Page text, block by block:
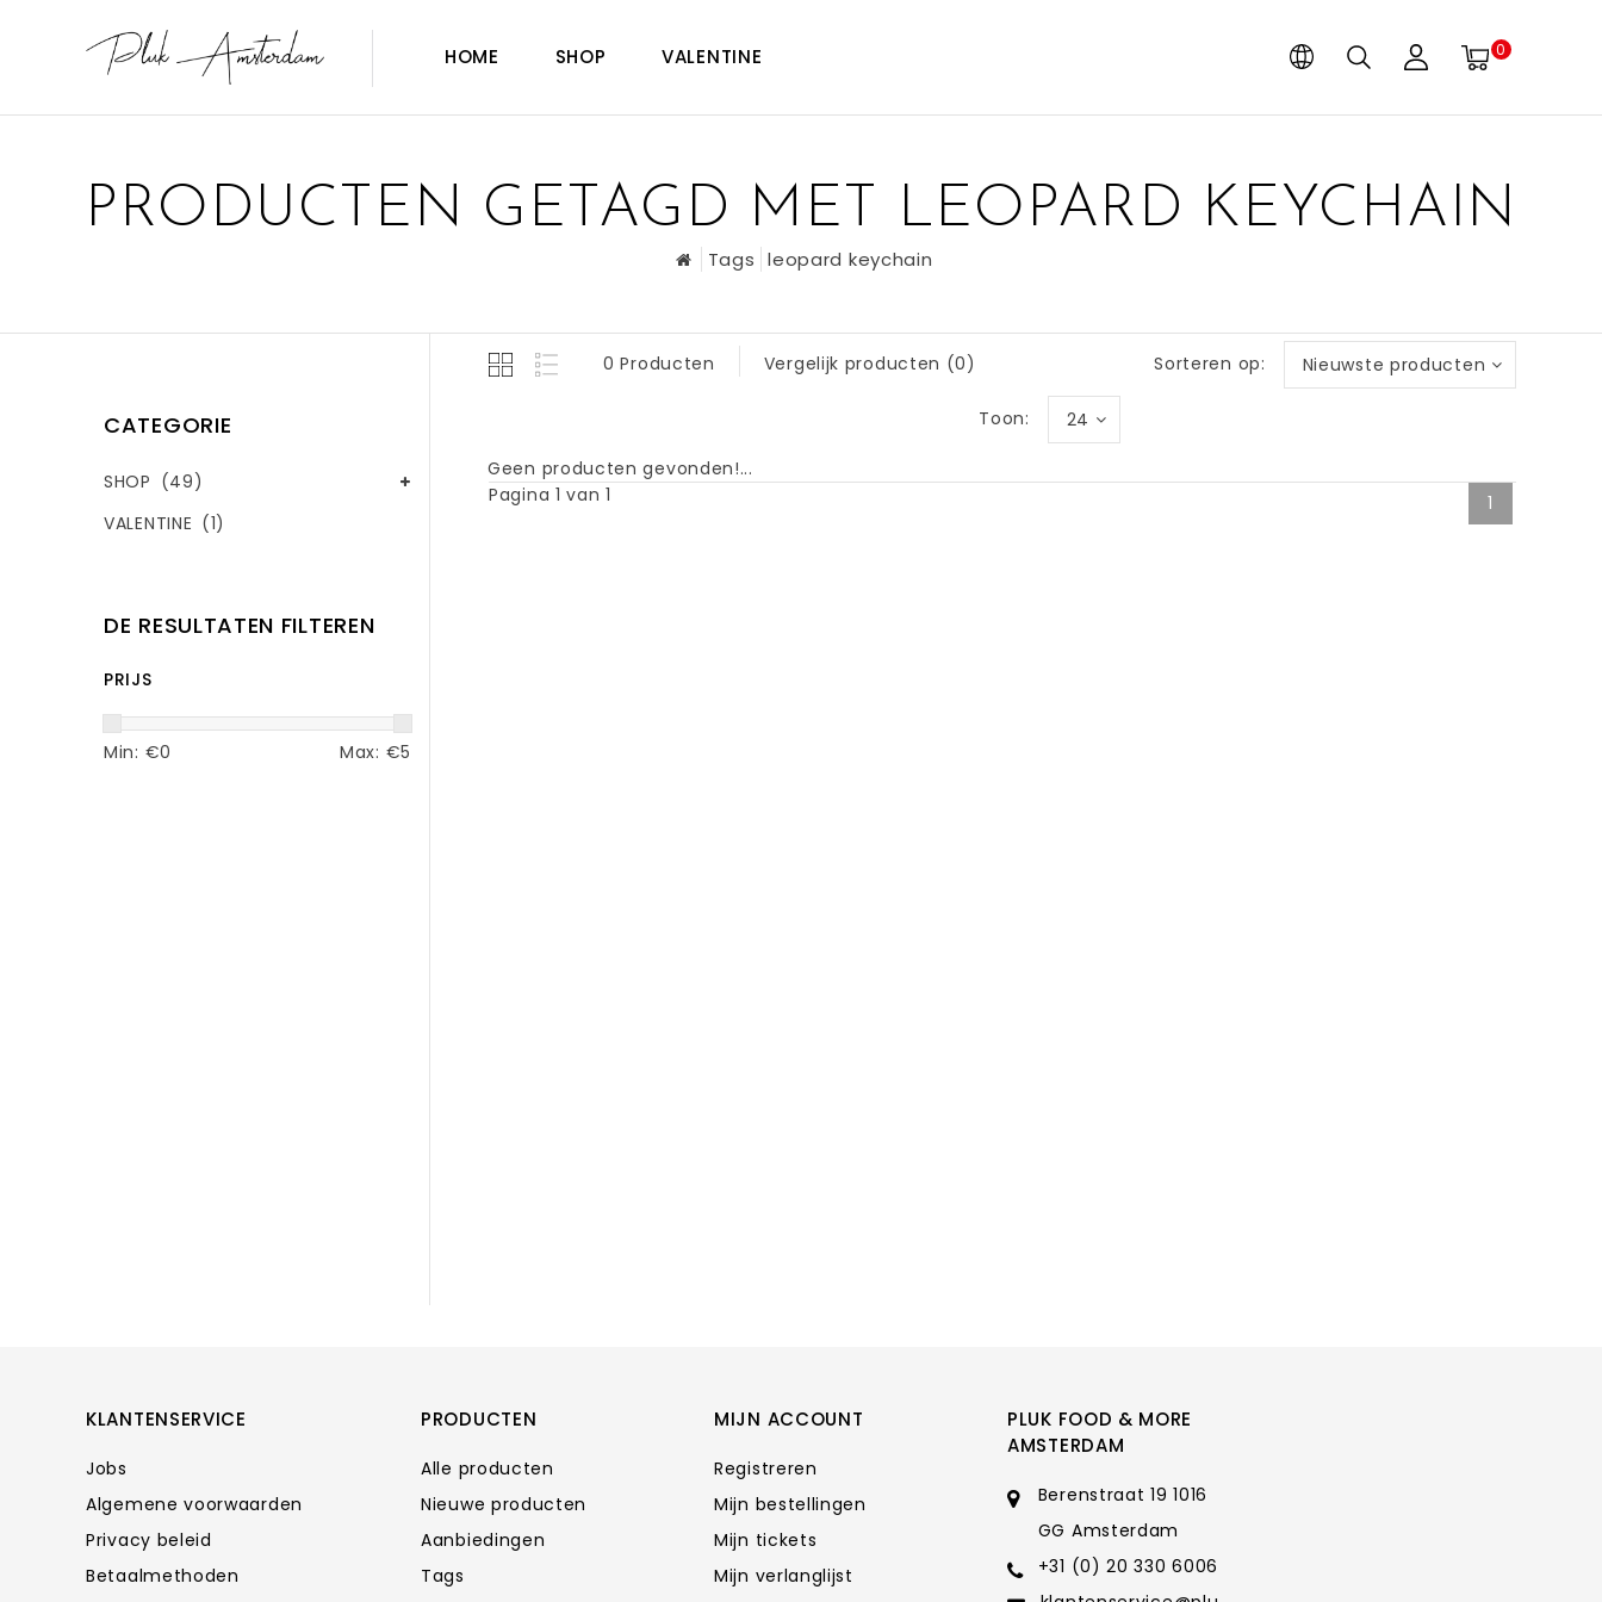
HOME SHOP VALENTINE 0
PRODUCTEN GETAGD MET LEOPARD KEYCHAIN
Tags leopard keychain
CATEGORIE
SHOP (49)
VALENTINE (1)
DE RESULTATEN FILTEREN
PRIJS
Min: €0 Max: €5
0 Producten Vergelijk producten (0) Sorteren op: Nieuwste producten
Toon: 24
Geen producten gevonden!...
Pagina 1 van 1
1
KLANTENSERVICE
Jobs
Algemene voorwaarden
Privacy beleid
Betaalmethoden
PRODUCTEN
Alle producten
Nieuwe producten
Aanbiedingen
Tags
MIJN ACCOUNT
Registreren
Mijn bestellingen
Mijn tickets
Mijn verlanglijst
PLUK FOOD & MORE
AMSTERDAM
Berenstraat 19 1016
GG Amsterdam
+31 (0) 20 330 6006